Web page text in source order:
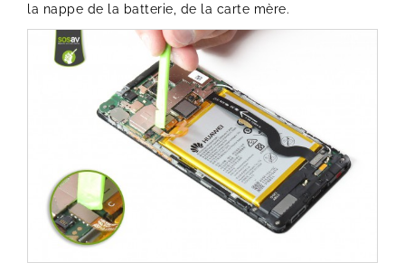
la nappe de la batterie, de la carte mère.